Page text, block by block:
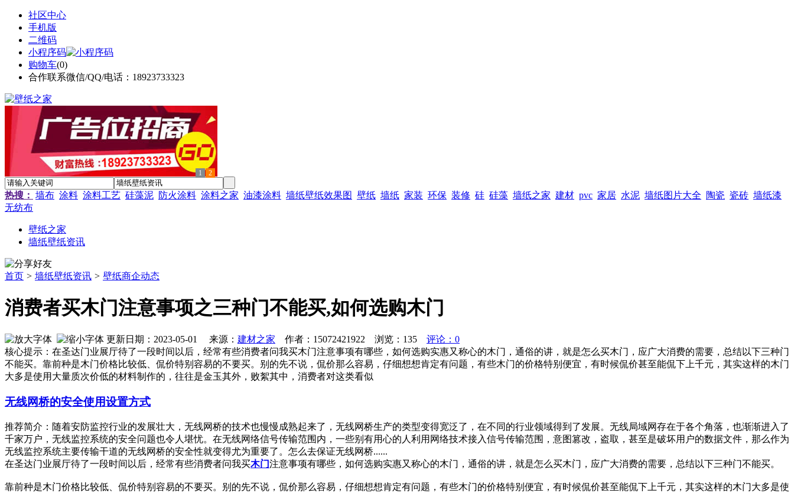
社区中心
手机版
二维码
小程序码
购物车(0)
合作联系微信/QQ/电话：18923733323
1 2
热搜： 墙布 涂料 涂料工艺 硅藻泥 防火涂料 涂料之家 油漆涂料 墙纸壁纸效果图 壁纸 墙纸 家装 环保 装修 硅 硅藻 墙纸之家 建材 pvc 家居 水泥 墙纸图片大全 陶瓷 瓷砖 墙纸漆
无纺布
壁纸之家
墙纸壁纸资讯
首页 > 墙纸壁纸资讯 > 壁纸商企动态
消费者买木门注意事项之三种门不能买,如何选购木门
更新日期：2023-05-01 来源： 建材之家 作者：15072421922 浏览： 135
评论：0
核心提示：在圣达门业展厅待了一段时间以后，经常有些消费者问我买木门注意事项有哪些，如何选购实惠又称心的木门，通俗的讲，就是怎么买木门，应广大消费的需要，总结以下三种门
不能买。靠前种是木门价格比较低、侃价特别容易的不要买。别的先不说，侃价那么容易，仔细想想肯定有问题，有些木门的价格特别便宜，有时候侃价甚至能侃下上千元，其实这样的木门
大多是使用大量质次价低的材料制作的，往往是金玉其外，败絮其中，消费者对这类看似
无线网桥的安全使用设置方式
推荐简介：随着安防监控行业的发展壮大，无线网桥的技术也慢慢成熟起来了，无线网桥生产的类型变得宽泛了，在不同的行业领域得到了发展。无线局域网存在于各个角落，也渐渐进入了
千家万户，无线监控系统的安全问题也令人堪忧。在无线网络信号传输范围内，一些别有用心的人利用网络技术接入信号传输范围，意图篡改，盗取，甚至是破坏用户的数据文件，那么作为
无线监控系统主要传输干道的无线网桥的安全性就变得尤为重要了。怎么去保证无线网桥......
在圣达门业展厅待了一段时间以后，经常有些消费者问我买木门注意事项有哪些，如何选购实惠又称心的木门，通俗的讲，就是怎么买木门，应广大消费的需要，总结以下三种门不能买。
靠前种是木门价格比较低、侃价特别容易的不要买。别的先不说，侃价那么容易，仔细想想肯定有问题，有些木门的价格特别便宜，有时候侃价甚至能侃下上千元，其实这样的木门大多是使